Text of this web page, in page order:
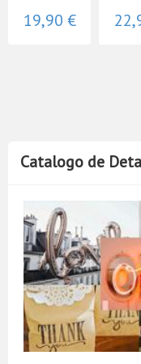
Catalogo de
19,90 €